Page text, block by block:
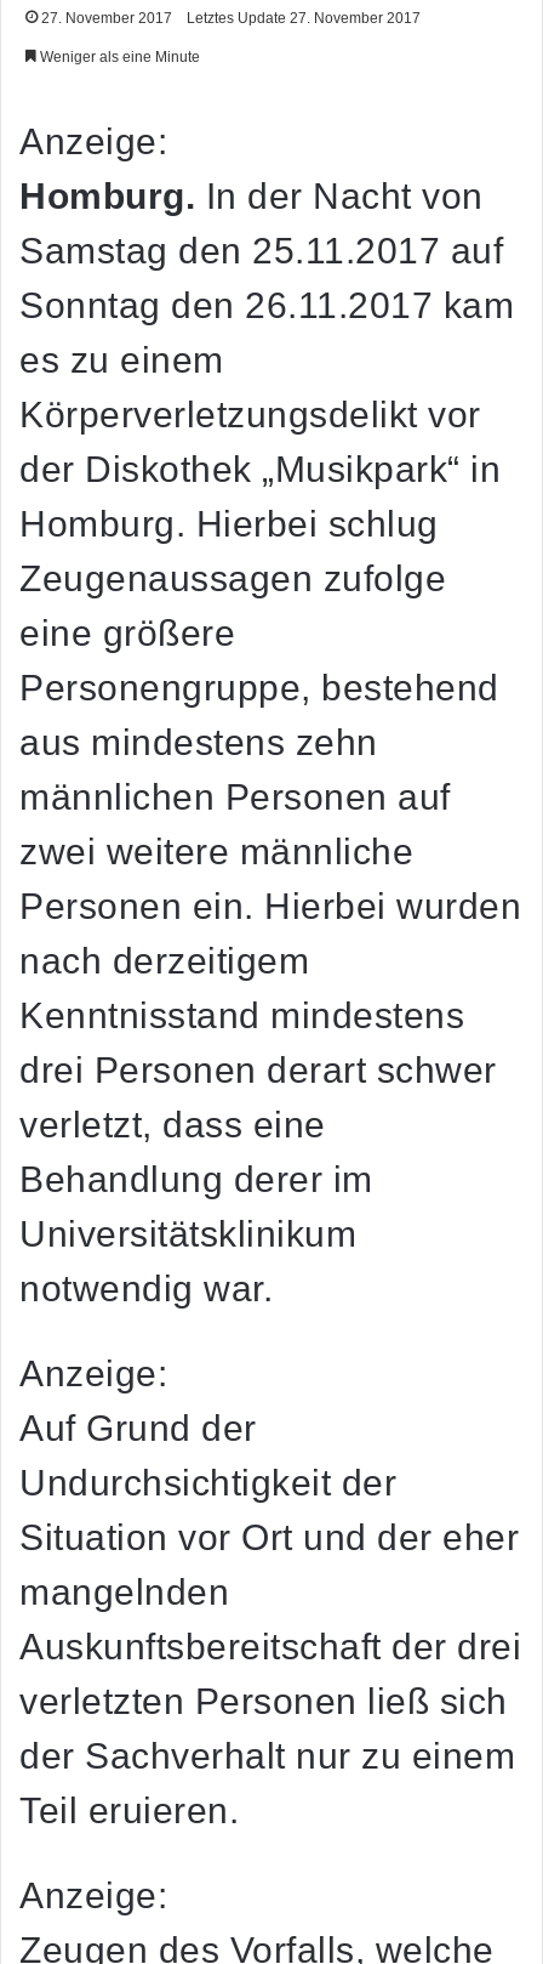
27. November 2017 Letztes Update 27. November 2017
Weniger als eine Minute
Anzeige:
Homburg. In der Nacht von
Samstag den 25.11.2017 auf
Sonntag den 26.11.2017 kam
es zu einem
Körperverletzungsdelikt vor
der Diskothek „Musikpark“ in
Homburg. Hierbei schlug
Zeugenaussagen zufolge
eine größere
Personengruppe, bestehend
aus mindestens zehn
männlichen Personen auf
zwei weitere männliche
Personen ein. Hierbei wurden
nach derzeitigem
Kenntnisstand mindestens
drei Personen derart schwer
verletzt, dass eine
Behandlung derer im
Universitätsklinikum
notwendig war.
Anzeige:
Auf Grund der
Undurchsichtigkeit der
Situation vor Ort und der eher
mangelnden
Auskunftsbereitschaft der drei
verletzten Personen ließ sich
der Sachverhalt nur zu einem
Teil eruieren.
Anzeige:
Zeugen des Vorfalls, welche